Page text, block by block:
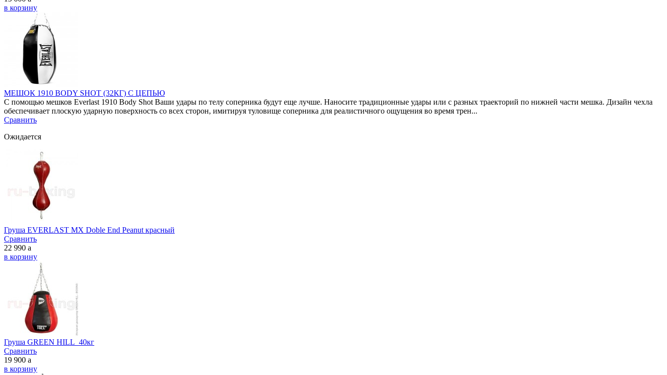
в корзину
МЕШОК 1910 BODY SHOT (32КГ) С ЦЕПЬЮ
С помощью мешков Everlast 1910 Body Shot Ваши удары по телу соперника будут еще лучше. Наносите традиционные удары или с разных траекторий по нижней части мешка. Дизайн чехла
обеспечивает плоскую ударную поверхность со всех сторон, имитируя туловище соперника для реалистичного ощущения во время трен...
Сравнить
Ожидается
Груша EVERLAST MX Doble End Peanut красный
Сравнить
22 990 a
в корзину
Груша GREEN HILL 40кг
Сравнить
19 900 a
в корзину